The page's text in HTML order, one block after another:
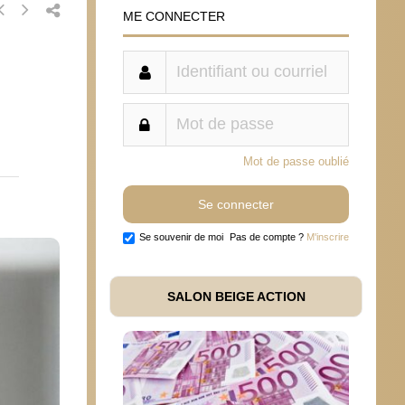
ME CONNECTER
Mot de passe oublié
Se souvenir de moi Pas de compte ? M'inscrire
SALON BEIGE ACTION